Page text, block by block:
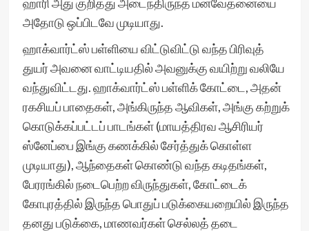
அதோடு ஒப்பிடவே முடியாது.
ஹாக்வார்ட்ஸ் பள்ளியை விட்டுவிட்டு வந்த பிரிவுத்
துயர் அவனை வாட்டியதில் அவனுக்கு வயிற்று வலியே
வந்துவிட்டது. ஹாக்வார்ட்ஸ் பள்ளிக் கோட்டை, அதன்
ரகசியப் பாதைகள், அங்கிருந்த ஆவிகள், அங்கு கற்றுக்
கொடுக்கப்பட்டப் பாடங்கள் (மாயத்திரவ ஆசிரியர்
ஸ்னேப்பை இங்கு கணக்கில் சேர்த்துக் கொள்ள
முடியாது), ஆந்தைகள் கொண்டு வந்த கடிதங்கள்,
பேரரங்கில் நடைபெற்ற விருந்துகள், கோட்டைக்
கோபுரத்தில் இருந்த பொதுப் படுக்கையறையில் இருந்த
தனது படுக்கை, மாணவர்கள் செல்லத் தடை